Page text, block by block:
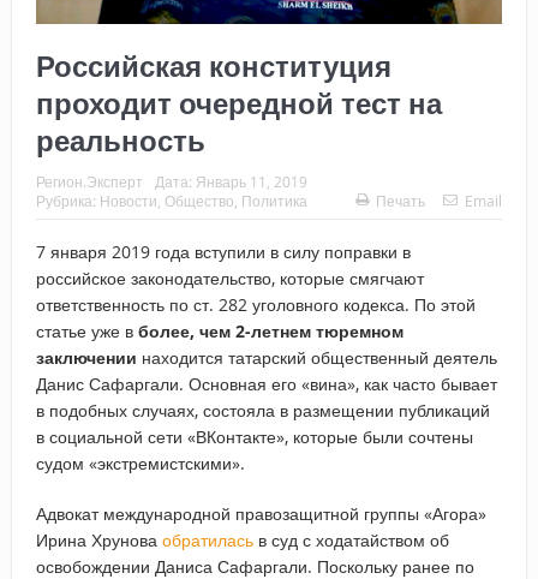
Российская конституция
проходит очередной тест на
реальность
Регион.Эксперт Дата: Январь 11, 2019
Рубрика: Новости Общество Политика Печать Email
7 января 2019 года вступили в силу поправки в
российское законодательство, которые смягчают
ответственность по ст. 282 уголовного кодекса. По этой
статье уже в более, чем 2-летнем тюремном
заключении находится татарский общественный деятель
Данис Сафаргали. Основная его «вина», как часто бывает
в подобных случаях, состояла в размещении публикаций
в социальной сети «ВКонтакте», которые были сочтены
судом «экстремистскими».
Адвокат международной правозащитной группы «Агора»
Ирина Хрунова обратиласьв суд с ходатайством об
освобождении Даниса Сафаргали. Поскольку ранее по